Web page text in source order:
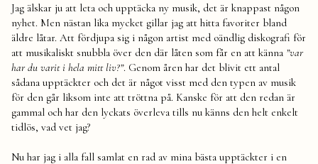
Jag älskar ju att leta och upptäcka ny musik, det är knappast någon
nyhet. Men nästan lika mycket gillar jag att hitta favoriter bland
äldre låtar. Att fördjupa sig i någon artist med oändlig diskografi för
att musikaliskt snubbla över den där låten som får en att känna ”var
har du varit i hela mitt liv?”. Genom åren har det blivit ett antal
sådana upptäckter och det är något visst med den typen av musik
för den går liksom inte att tröttna på. Kanske för att den redan är
gammal och har den lyckats överleva tills nu känns den helt enkelt
tidlös, vad vet jag?
Nu har jag i alla fall samlat en rad av mina bästa upptäckter i en